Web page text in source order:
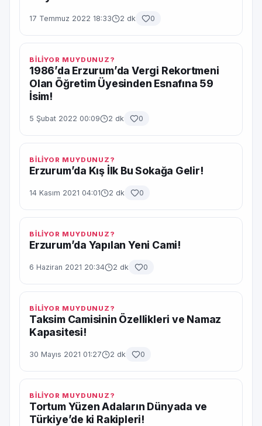
17 Temmuz 2022 18:33 2 dk 0
BİLİYOR MUYDUNUZ?
1986’da Erzurum’da Vergi Rekortmeni
Olan Öğretim Üyesinden Esnafına 59
İsim!
5 Şubat 2022 00:09 2 dk 0
BİLİYOR MUYDUNUZ?
Erzurum’da Kış İlk Bu Sokağa Gelir!
14 Kasım 2021 04:01 2 dk 0
BİLİYOR MUYDUNUZ?
Erzurum’da Yapılan Yeni Cami!
6 Haziran 2021 20:34 2 dk 0
BİLİYOR MUYDUNUZ?
Taksim Camisinin Özellikleri ve Namaz
Kapasitesi!
30 Mayıs 2021 01:27 2 dk 0
BİLİYOR MUYDUNUZ?
Tortum Yüzen Adaların Dünyada ve
Türkiye’de ki Rakipleri!